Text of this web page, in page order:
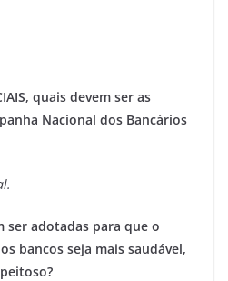
quais devem ser as
Nacional dos Bancários
ser adotadas para que o
bancos seja mais saudável,